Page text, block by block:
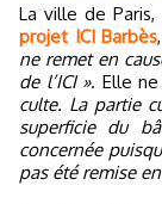
La ville de
projet ICI Barbès
ne remet en
de l’ICI ». Elle
culte. La partie
superficie du
concernée
pas été remise